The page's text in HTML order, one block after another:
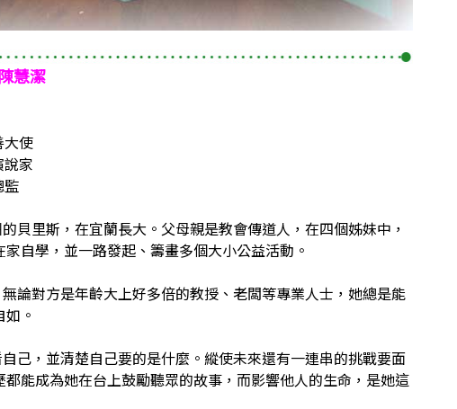
慧潔
使
家
里斯，在宜蘭長大。父母親是教會傳道人，在四個姊妹中，
自學，並一路發起、籌畫多個大小公益活動。
對方是年齡大上好多倍的教授、老闆等專業人士，她總是能
。
，並清楚自己要的是什麼。縱使未來還有一連串的挑戰要面
能成為她在台上鼓勵聽眾的故事，而影響他人的生命，是她這